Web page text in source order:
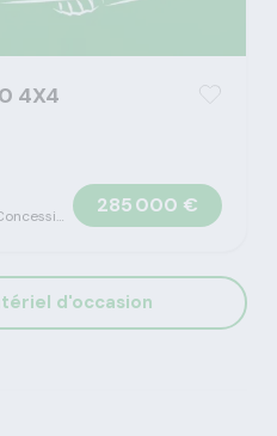
4X4
Gueudet 1880 Marolles - Concession Claas 285 000 €
d'occasion